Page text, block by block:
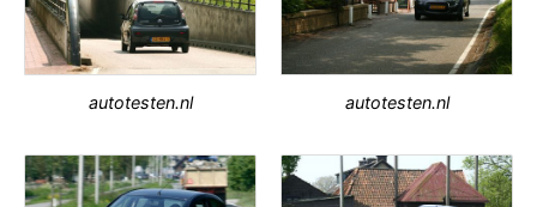
autotesten.nl autotesten.nl